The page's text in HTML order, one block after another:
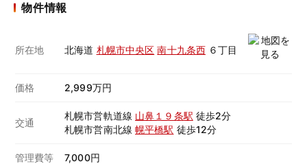
物件情報
所在地 北海道 札幌市中央区 南十九条西 ６丁目
価格 2,999万円
交通
札幌市営軌道線 山鼻１９条駅 徒歩2分
札幌市営南北線 幌平橋駅 徒歩12分
管理費等 7,000円